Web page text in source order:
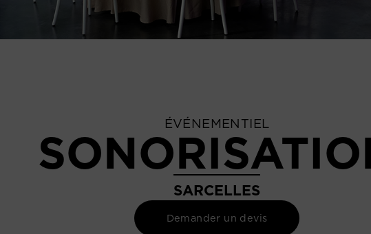
ÉVÉNEMENTIEL
SARCELLES
Demander un devis